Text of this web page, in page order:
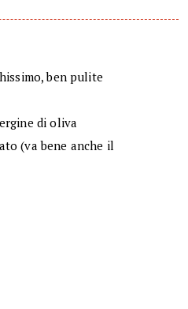
ben pulite
di oliva
(va bene anche il